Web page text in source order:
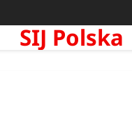
SIJ Polska